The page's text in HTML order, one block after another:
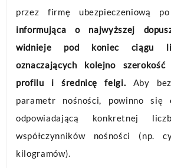
przez firmę ubezpieczeniową
informująca o najwyższej
widnieje pod koniec ciągu
oznaczających kolejno szerokość
profilu i średnicę felgi. Aby
parametr nośności, powinno się
odpowiadającą konkretnej
współczynników nośności
kilogramów).